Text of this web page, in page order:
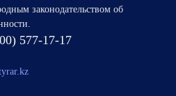
законодательством об
577-17-17